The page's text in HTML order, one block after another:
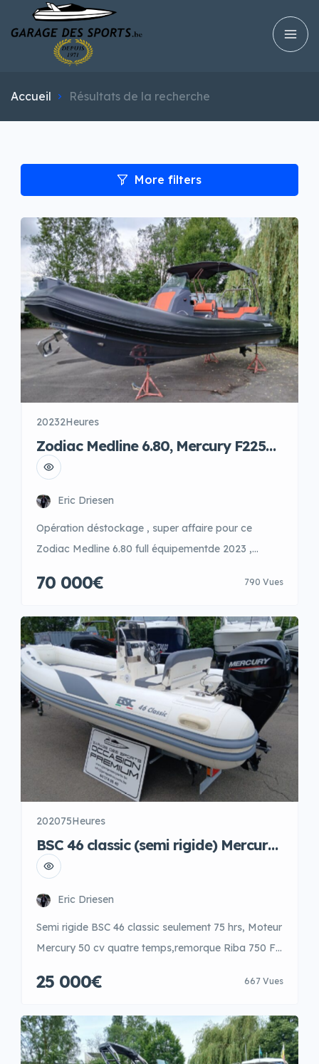
Accueil Résultats de la recherche
More filters
20232Heures
Zodiac Medline 6.80, Mercury F225
cv V6 , ACTION DESTOCKAGE 2023 2
hrs
Eric Driesen
Opération déstockage , super affaire pour ce
Zodiac Medline 6.80 full équipementde 2023 ,
bar inox, stapontin, frigo intégré,Radio Fusion 2HP,
extension plateformes de bain, bain de soleil arrière
et avant, Guideau électique et ligne de mouillage
plus ancre inox, […]
70 000€ 790 Vues
202075Heures
BSC 46 classic (semi rigide) Mercury
F50, Riba 750F
Eric Driesen
Semi rigide BSC 46 classic seulement 75 hrs, Moteur
Mercury 50 cv quatre temps,remorque Riba 750 F
:Radio Fusion et 2 HP, réservoir fixe, bain de soleil
ordinateur de bord. ETAT NEUF, garantie, pret a
partir pour les vacances.
25 000€ 667 Vues